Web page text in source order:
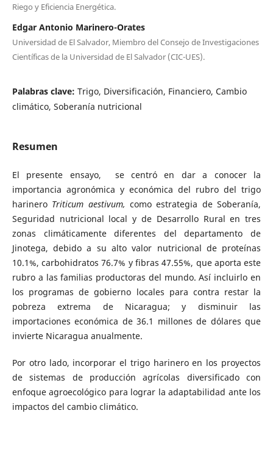
Riego y Eficiencia Energética.
Edgar Antonio Marinero-Orates
Universidad de El Salvador, Miembro del Consejo de Investigaciones
Científicas de la Universidad de El Salvador (CIC-UES).
Palabras clave: Trigo, Diversificación, Financiero, Cambio
climático, Soberanía nutricional
Resumen
El presente ensayo, se centró en dar a conocer la
importancia agronómica y económica del rubro del trigo
harinero Triticum aestivum, como estrategia de Soberanía,
Seguridad nutricional local y de Desarrollo Rural en tres
zonas climáticamente diferentes del departamento de
Jinotega, debido a su alto valor nutricional de proteínas
10.1%, carbohidratos 76.7% y fibras 47.55%, que aporta este
rubro a las familias productoras del mundo. Así incluirlo en
los programas de gobierno locales para contra restar la
pobreza extrema de Nicaragua; y disminuir las
importaciones económica de 36.1 millones de dólares que
invierte Nicaragua anualmente.
Por otro lado, incorporar el trigo harinero en los proyectos
de sistemas de producción agrícolas diversificado con
enfoque agroecológico para lograr la adaptabilidad ante los
impactos del cambio climático.